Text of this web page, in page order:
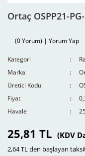
Ortaç OSPP21-
(0 Yorum) | Yorum Yap
Kategori
Marka
Üretici Kodu
Fiyat
Havale
25,81 TL (KDV
2,64 TL den başlayan